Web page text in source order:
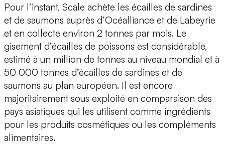
Pour l’instant, Scale achète les écailles de sardines
et de saumons auprès d’Océalliance et de Labeyrie
et en collecte environ 2 tonnes par mois. Le
gisement d’écailles de poissons est considérable,
estimé à un million de tonnes au niveau mondial et à
50 000 tonnes d’écailles de sardines et de
saumons au plan européen. Il est encore
majoritairement sous exploité en comparaison des
pays asiatiques qui les utilisent comme ingrédients
pour les produits cosmétiques ou les compléments
alimentaires.